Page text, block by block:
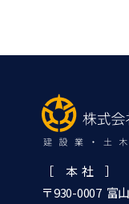
［ 本 社 ］
〒930-0007 富